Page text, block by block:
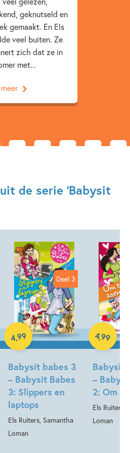
& ziekenhuis Els Ruiters
geknutseld en
gemaakt. En Els
veel buiten. Ze
zich dat ze in
met...
de serie 'Babysit
Deel 3
Babysit babes 3
– Babysit Babes
3: Slippers en
laptops
Els Ruiters, Samantha
Loman
4,99
E-book
Babysit
–
2: Om
Els Ruiters,
Loman
4,99
E-book